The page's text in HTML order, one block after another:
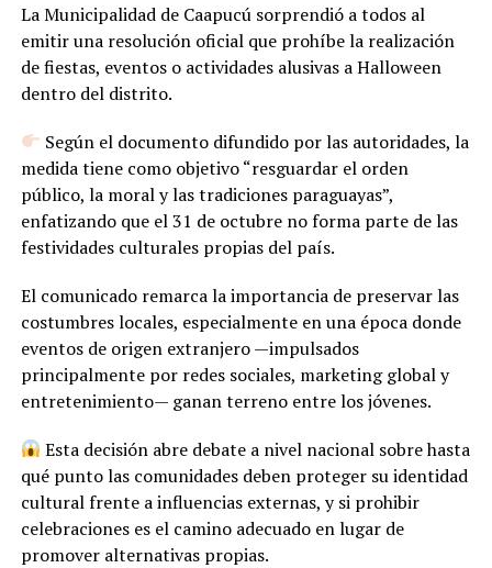
La Municipalidad de Caapucú sorprendió a todos al
emitir una resolución oficial que prohíbe la realización
de fiestas, eventos o actividades alusivas a Halloween
dentro del distrito.
Según el documento difundido por las autoridades, la
medida tiene como objetivo “resguardar el orden
público, la moral y las tradiciones paraguayas”,
enfatizando que el 31 de octubre no forma parte de las
festividades culturales propias del país.
El comunicado remarca la importancia de preservar las
costumbres locales, especialmente en una época donde
eventos de origen extranjero —impulsados
principalmente por redes sociales, marketing global y
entretenimiento— ganan terreno entre los jóvenes.
Esta decisión abre debate a nivel nacional sobre hasta
qué punto las comunidades deben proteger su identidad
cultural frente a influencias externas, y si prohibir
celebraciones es el camino adecuado en lugar de
promover alternativas propias.